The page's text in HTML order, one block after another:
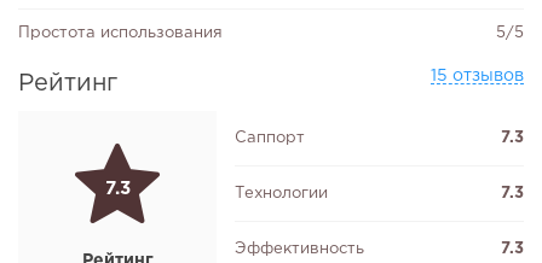
Простота использования 5/5
Рейтинг 15 отзывов
7.3
Саппорт 7.3
Технологии 7.3
Эффективность 7.3